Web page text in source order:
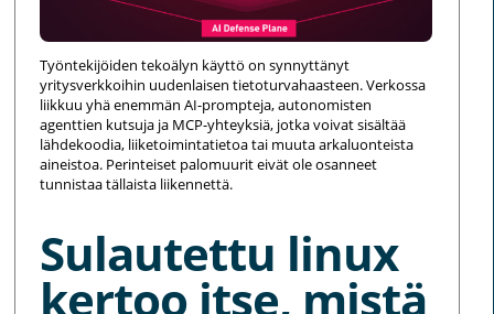
Työntekijöiden tekoälyn käyttö on synnyttänyt
yritysverkkoihin uudenlaisen tietoturvahaasteen. Verkossa
liikkuu yhä enemmän AI-prompteja, autonomisten
agenttien kutsuja ja MCP-yhteyksiä, jotka voivat sisältää
lähdekoodia, liiketoimintatietoa tai muuta arkaluonteista
aineistoa. Perinteiset palomuurit eivät ole osanneet
tunnistaa tällaista liikennettä.
Sulautettu linux
kertoo itse, mistä